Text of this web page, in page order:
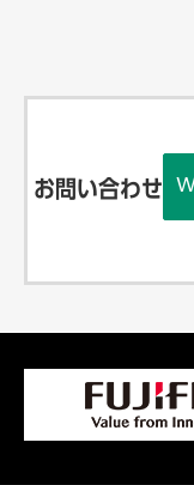
お問い合わせ